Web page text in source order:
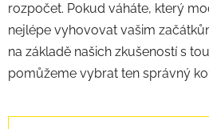
rozpočet. Pokud váháte, který
nejlépe vyhovovat vašim
na základě našich zkušeností s
pomůžeme vybrat ten správný